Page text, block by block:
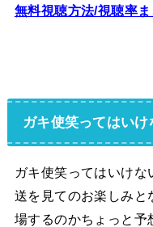
無料視聴方法/視聴率
ガキ使笑ってはい
ガキ使笑ってはいけ
送を見てのお楽しみと
場するのかちょっと予